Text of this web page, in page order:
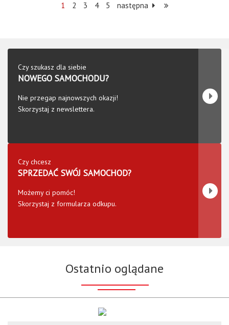
1 2 3 4 5 następna
Czy szukasz dla siebie
NOWEGO SAMOCHODU?
Nie przegap najnowszych okazji!
Skorzystaj z newslettera.
Czy chcesz
SPRZEDAĆ SWÓJ SAMOCHOD?
Możemy ci pomóc!
Skorzystaj z formularza odkupu.
Ostatnio oglądane